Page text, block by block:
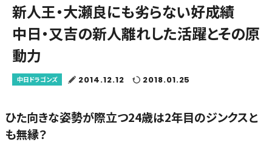
新人王・大瀬良にも劣らない好成績
中日・又吉の新人離れした活躍とその原
動力
中日ドラゴンズ 2014.12.12 2018.01.25
ひた向きな姿勢が際立つ24歳は2年目のジンクスと
も無縁？